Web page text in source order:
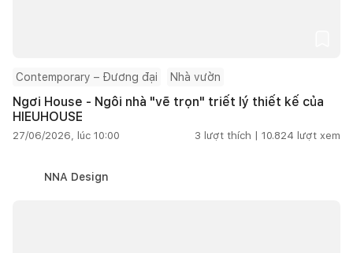
Contemporary – Đương đại Nhà vườn
Ngơi House - Ngôi nhà "vẽ trọn" triết lý thiết kế của
HIEUHOUSE
27/06/2026, lúc 10:00 3 lượt thích | 10.824 lượt xem
NNA Design